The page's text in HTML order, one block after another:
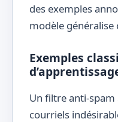
des exemples
modèle
Exemples
Un filtre anti-
courriels